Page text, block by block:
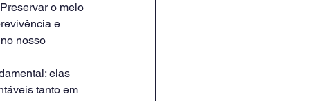
o meio
e
nosso
elas
tanto em